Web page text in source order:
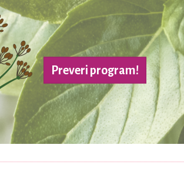
Preveri program!